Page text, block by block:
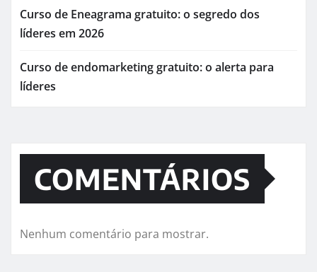
Curso de Eneagrama gratuito: o segredo dos
líderes em 2026
Curso de endomarketing gratuito: o alerta para
líderes
COMENTÁRIOS
Nenhum comentário para mostrar.